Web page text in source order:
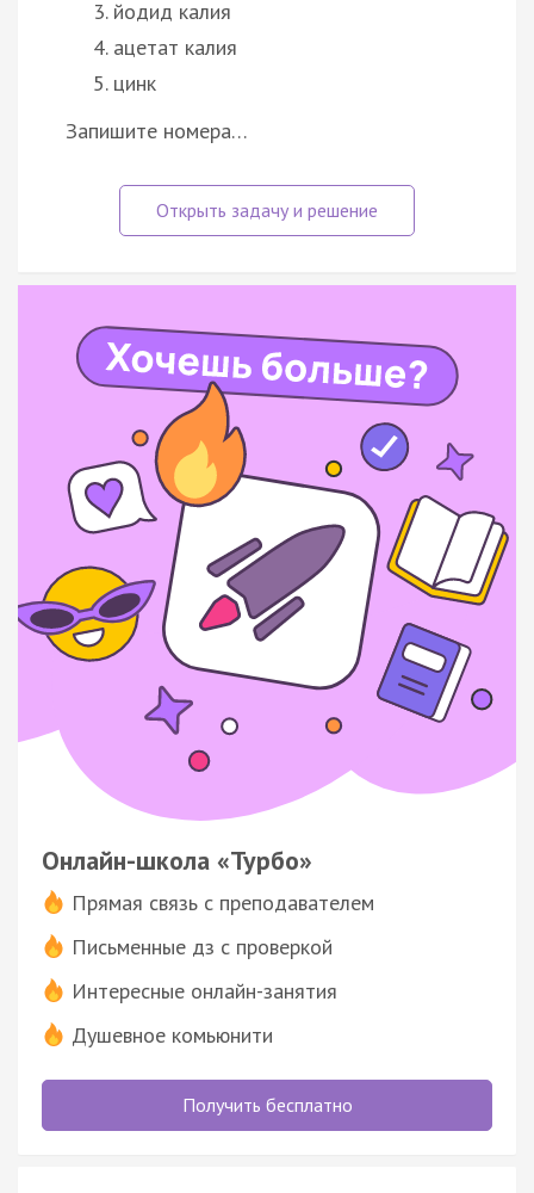
йодид калия
ацетат калия
цинк
Запишите номера…
Онлайн-школа «Турбо»
Прямая связь с преподавателем
Письменные дз с проверкой
Интересные онлайн-занятия
Душевное комьюнити
Получить бесплатно